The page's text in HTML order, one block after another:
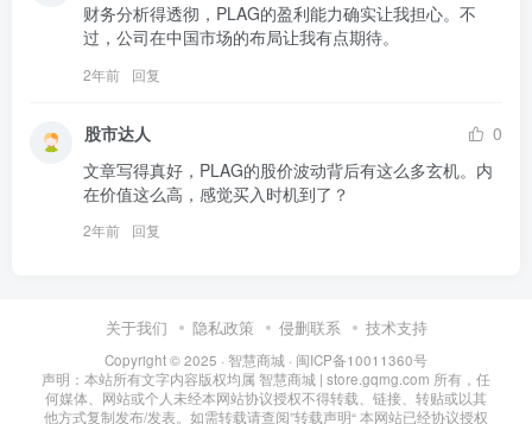
财务分析得透彻，PLAG的盈利能力确实让我担心。不
过，公司在中国市场的布局让我有点期待。
2年前 回复
股市达人
0
文章写得真好，PLAG的股价波动背后有这么多玄机。内
在价值这么高，感觉买入时机到了？
2年前 回复
关于我们 隐私政策 侵删联系 技术支持
Copyright © 2025 · 智慧商城 · 闽ICP备10011360号
声明：本站所有文字内容版权均属 智慧商城 | store.gqmg.com 所有，任
何媒体、网站或个人未经本网站协议授权不得转载、链接、转贴或以其
他方式复制发布/发表。如需转载请查阅”转载声明“ 本网站已经协议授权